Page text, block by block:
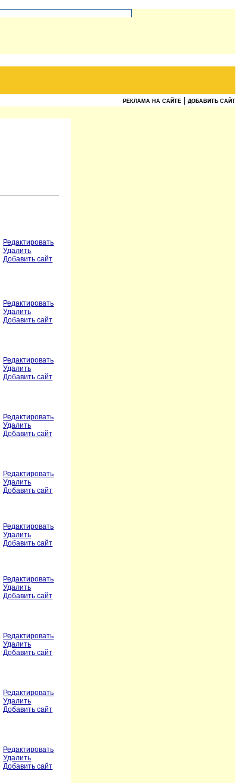
РЕКЛАМА НА САЙТЕ ДОБАВИТЬ САЙТ
Редактировать
Удалить
Добавить сайт
Редактировать
Удалить
Добавить сайт
Редактировать
Удалить
Добавить сайт
Редактировать
Удалить
Добавить сайт
Редактировать
Удалить
Добавить сайт
Редактировать
Удалить
Добавить сайт
Редактировать
Удалить
Добавить сайт
Редактировать
Удалить
Добавить сайт
Редактировать
Удалить
Добавить сайт
Редактировать
Удалить
Добавить сайт